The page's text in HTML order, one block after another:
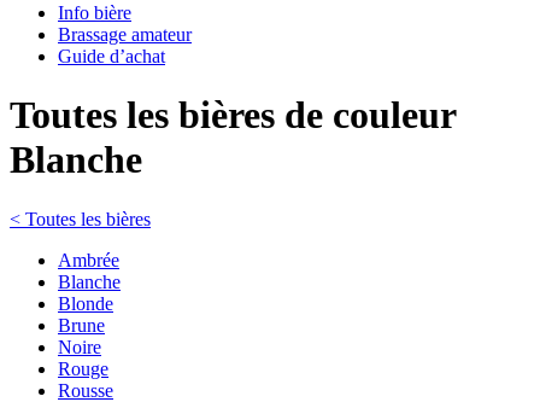
Info bière
Brassage amateur
Guide d’achat
Toutes les bières de couleur
Blanche
< Toutes les bières
Ambrée
Blanche
Blonde
Brune
Noire
Rouge
Rousse